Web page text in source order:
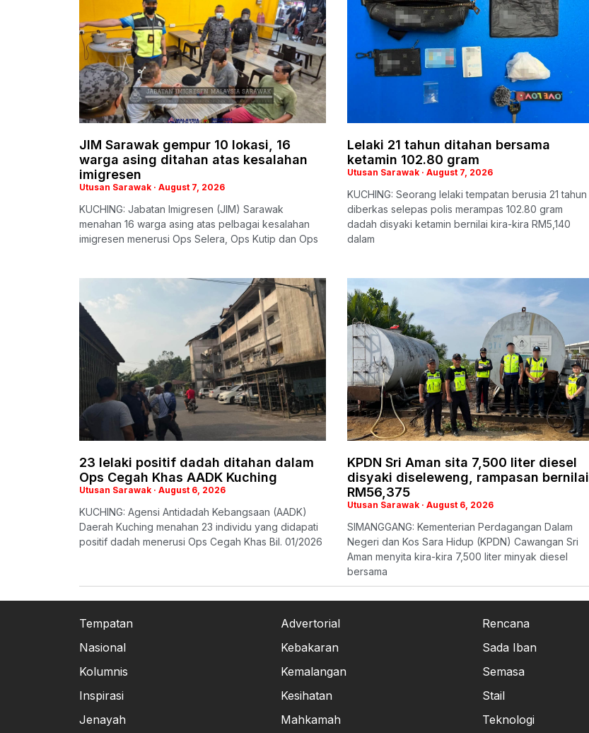
JIM Sarawak gempur 10 lokasi, 16
warga asing ditahan atas kesalahan
imigresen
Utusan Sarawak August 7, 2026
KUCHING: Jabatan Imigresen (JIM) Sarawak
menahan 16 warga asing atas pelbagai kesalahan
imigresen menerusi Ops Selera, Ops Kutip dan Ops
Lelaki 21 tahun ditahan bersama
ketamin 102.80 gram
Utusan Sarawak August 7, 2026
KUCHING: Seorang lelaki tempatan berusia 21 tahun
diberkas selepas polis merampas 102.80 gram
dadah disyaki ketamin bernilai kira-kira RM5,140
dalam
23 lelaki positif dadah ditahan dalam
Ops Cegah Khas AADK Kuching
Utusan Sarawak August 6, 2026
KUCHING: Agensi Antidadah Kebangsaan (AADK)
Daerah Kuching menahan 23 individu yang didapati
positif dadah menerusi Ops Cegah Khas Bil. 01/2026
KPDN Sri Aman sita 7,500 liter diesel
disyaki diseleweng, rampasan bernilai
RM56,375
Utusan Sarawak August 6, 2026
SIMANGGANG: Kementerian Perdagangan Dalam
Negeri dan Kos Sara Hidup (KPDN) Cawangan Sri
Aman menyita kira-kira 7,500 liter minyak diesel
bersama
Tempatan
Nasional
Kolumnis
Inspirasi
Jenayah
Advertorial
Kebakaran
Kemalangan
Kesihatan
Mahkamah
Rencana
Sada Iban
Semasa
Stail
Teknologi